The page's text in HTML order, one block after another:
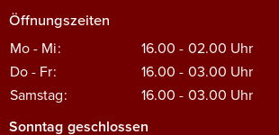
Öffnungszeiten
Mo - Mi:
16.00 - 02.00 Uhr
Do - Fr:
16.00 - 03.00 Uhr
Samstag:
16.00 - 03.00 Uhr
Sonntag geschlossen